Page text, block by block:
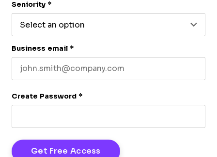
Seniority *
Business email *
Create Password *